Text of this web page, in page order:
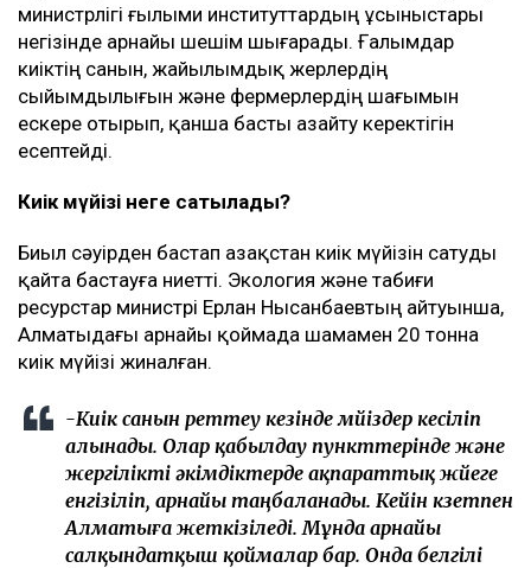
министрлігі ғылыми институттардың ұсыныстары
негізінде арнайы шешім шығарады. Ғалымдар
киіктің санын, жайылымдық жерлердің
сыйымдылығын және фермерлердің шағымын
ескере отырып, қанша басты азайту керектігін
есептейді.
Киік мүйізі неге сатылады?
Биыл сәуірден бастап Қазақстан киік мүйізін сатуды
қайта бастауға ниетті. Экология және табиғи
ресурстар министрі Ерлан Нысанбаевтың айтуынша,
Алматыдағы арнайы қоймада шамамен 20 тонна
киік мүйізі жиналған.
-Киік санын реттеу кезінде мүйіздер кесіліп
алынады. Олар қабылдау пункттерінде және
жергілікті әкімдіктерде ақпараттық жүйеге
енгізіліп, арнайы таңбаланады. Кейін күзетпен
Алматыға жеткізіледі. Мұнда арнайы
салқындатқыш қоймалар бар. Онда белгілі